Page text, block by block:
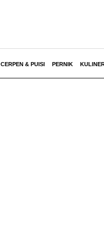
CERPEN & PUISI PERNIK